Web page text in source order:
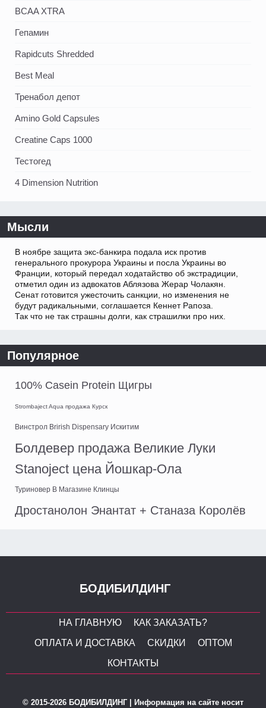
BCAA XTRA
Гепамин
Rapidcuts Shredded
Best Meal
Тренабол депот
Amino Gold Capsules
Creatine Caps 1000
Тестогед
4 Dimension Nutrition
Мысли
В ноябре защита экс-банкира подала иск против
генерального прокурора Украины и посла Украины во
Франции, который передал ходатайство об экстрадиции,
отметил один из адвокатов Аблязова Жерар Чолакян.
Сенат готовится ужесточить санкции, но изменения не
будут радикальными, соглашается Кеннет Рапоза.
Так что не так страшны долги, как страшилки про них.
Популярное
100% Casein Protein Щигры
Strombaject Aqua продажа Курск
Винстрол Brirish Dispensary Искитим
Болдевер продажа Великие Луки
Stanoject цена Йошкар-Ола
Туриновер В Магазине Клинцы
Дростанолон Энантат + Станаза Королёв
БОДИБИЛДИНГ
НА ГЛАВНУЮ
КАК ЗАКАЗАТЬ?
ОПЛАТА И ДОСТАВКА
СКИДКИ
ОПТОМ
КОНТАКТЫ
© 2015-2026 БОДИБИЛДИНГ | Информация на сайте носит